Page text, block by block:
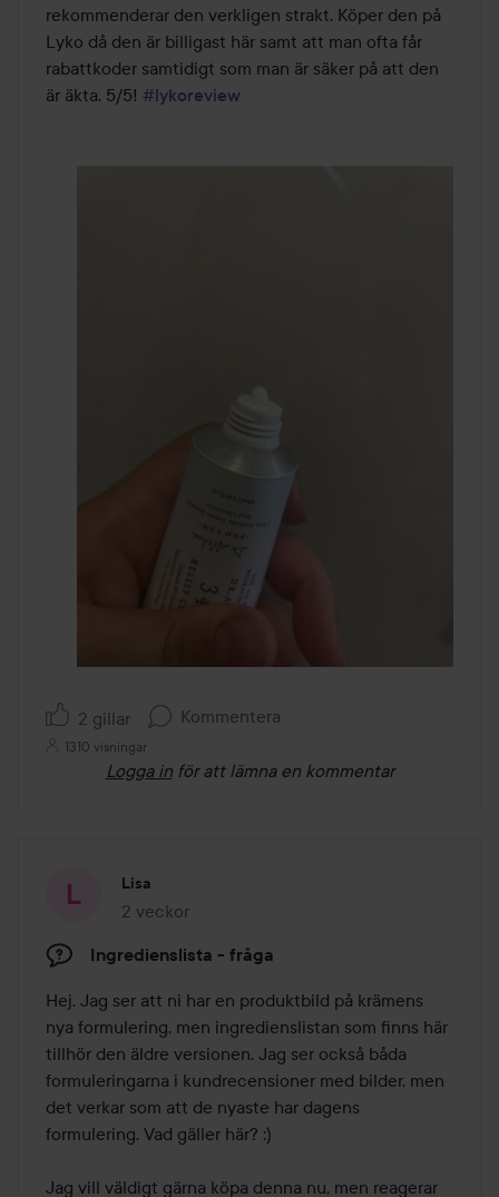
rekommenderar den verkligen strakt. Köper den på
Lyko då den är billigast här samt att man ofta får
rabattkoder samtidigt som man är säker på att den
är äkta. 5/5! #lykoreview
2 gillar Kommentera
1310 visningar
Logga in för att lämna en kommentar
Lisa
2 veckor
Inlägget skapades 2 veckor
Ingredienslista - fråga
Hej. Jag ser att ni har en produktbild på krämens
nya formulering, men ingredienslistan som finns här
tillhör den äldre versionen. Jag ser också båda
formuleringarna i kundrecensioner med bilder, men
det verkar som att de nyaste har dagens
formulering. Vad gäller här? :)
Jag vill väldigt gärna köpa denna nu, men reagerar